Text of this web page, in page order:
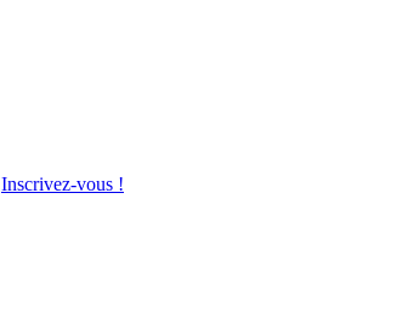
Inscrivez-vous !